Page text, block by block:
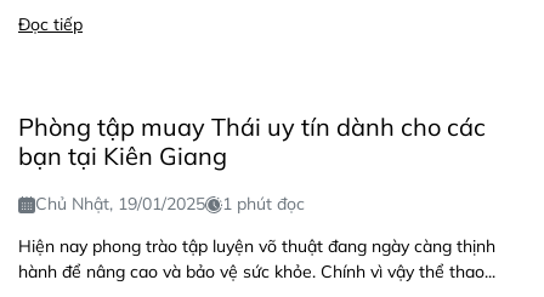
Đọc tiếp
Phòng tập muay Thái uy tín dành cho các
bạn tại Kiên Giang
Chủ Nhật, 19/01/2025
1 phút đọc
Hiện nay phong trào tập luyện võ thuật đang ngày càng thịnh
hành để nâng cao và bảo vệ sức khỏe. Chính vì vậy thể thao...